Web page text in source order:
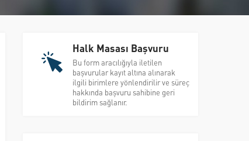
Halk Masası Başvuru
Bu form aracılığıyla iletilen
başvurular kayıt altına alınarak
ilgili birimlere yönlendirilir ve süreç
hakkında başvuru sahibine geri
bildirim sağlanır.